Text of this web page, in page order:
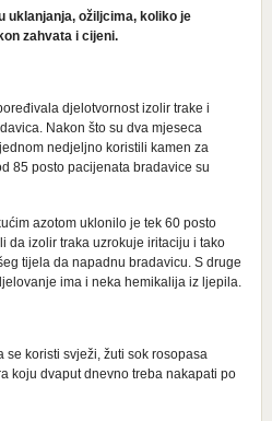
uklanjanja, ožiljcima, koliko je
zahvata i cijeni.
djelotvornost izolir trake i
Nakon što su dva mjeseca
nedjeljno koristili kamen za
85 posto pacijenata bradavice su
azotom uklonilo je tek 60 posto
da izolir traka uzrokuje iritaciju i tako
tijela da napadnu bradavicu. S druge
ima i neka hemikalija iz ljepila.
koristi svježi, žuti sok rosopasa
koju dvaput dnevno treba nakapati po